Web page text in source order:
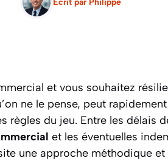
Ecrit par Philippe
et vous souhaitez
ne le pense, peut
règles du jeu. Entre les délais
et les éventuelles
une approche méthodique